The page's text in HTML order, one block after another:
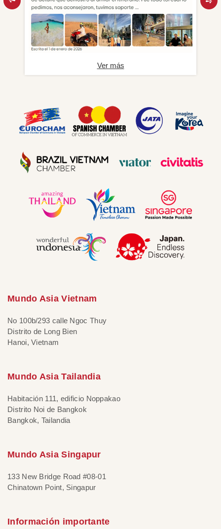
Ver más
Mundo Asia Vietnam
No 100b/293 calle Ngoc Thuy
Distrito de Long Bien
Hanoi, Vietnam
Mundo Asia Tailandia
Habitación 111, edificio Noppakao
Distrito Noi de Bangkok
Bangkok, Tailandia
Mundo Asia Singapur
133 New Bridge Road #08-01
Chinatown Point, Singapur
Información importante